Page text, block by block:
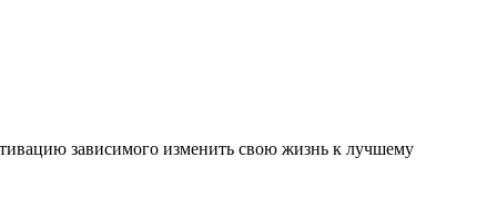
зависимого изменить свою жизнь к лучшему